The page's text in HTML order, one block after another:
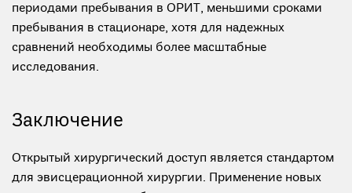
периодами пребывания в ОРИТ, меньшими сроками
пребывания в стационаре, хотя для надежных
сравнений необходимы более масштабные
исследования.
Заключение
Открытый хирургический доступ является стандартом
для эвисцерационной хирургии. Применение новых